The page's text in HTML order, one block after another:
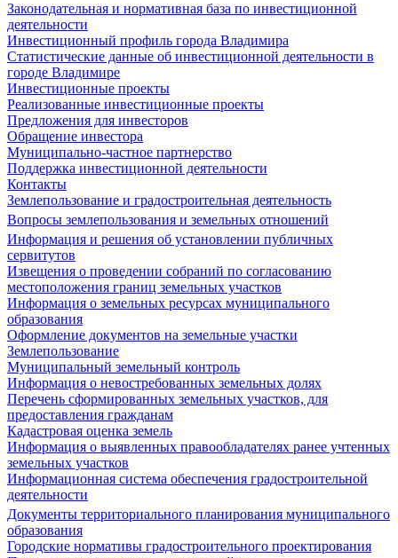
Законодательная и нормативная база по инвестиционной
деятельности
Инвестиционный профиль города Владимира
Статистические данные об инвестиционной деятельности в
городе Владимире
Инвестиционные проекты
Реализованные инвестиционные проекты
Предложения для инвесторов
Обращение инвестора
Муниципально-частное партнерство
Поддержка инвестиционной деятельности
Контакты
Землепользование и градостроительная деятельность
Вопросы землепользования и земельных отношений
Информация и решения об установлении публичных
сервитутов
Извещения о проведении собраний по согласованию
местоположения границ земельных участков
Информация о земельных ресурсах муниципального
образования
Оформление документов на земельные участки
Землепользование
Муниципальный земельный контроль
Информация о невостребованных земельных долях
Перечень сформированных земельных участков, для
предоставления гражданам
Кадастровая оценка земель
Информация о выявленных правообладателях ранее учтенных
земельных участков
Информационная система обеспечения градостроительной
деятельности
Документы территориального планирования муниципального
образования
Городские нормативы градостроительного проектирования